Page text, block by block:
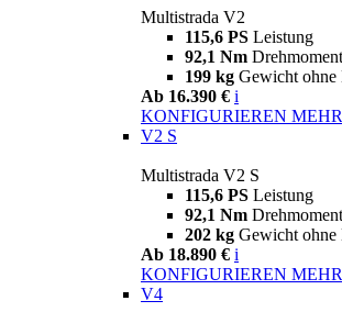
Multistrada V2
115,6 PS Leistung
92,1 Nm Drehmoment
199 kg Gewicht
Ab 16.390 € i
KONFIGURIEREN
V2 S
Multistrada V2 S
115,6 PS Leistung
92,1 Nm Drehmoment
202 kg Gewicht
Ab 18.890 € i
KONFIGURIEREN
V4